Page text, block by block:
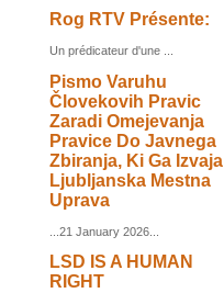
Rog RTV Présente:
Un prédicateur d'une ...
Pismo Varuhu
Človekovih Pravic
Zaradi Omejevanja
Pravice Do Javnega
Zbiranja, Ki Ga Izvaja
Ljubljanska Mestna
Uprava
...21 January 2026...
LSD IS A HUMAN
RIGHT